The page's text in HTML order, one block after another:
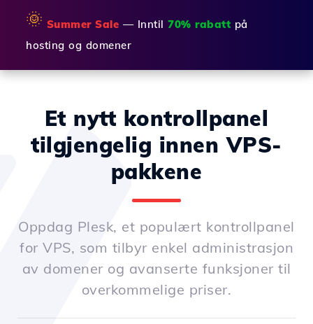
🌞 Summer Sale — Inntil 70% rabatt på
hosting og domener
Et nytt kontrollpanel
tilgjengelig innen VPS-
pakkene
Oppdag Plesk, et populært kontrollpanel
for VPS, som tilbyr enkel administrasjon
av domener og avanserte funksjoner til
overkommelige priser.